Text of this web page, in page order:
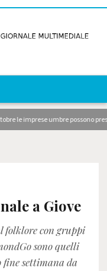
le imprese umbre possono
a Giove
folklore con gruppi
sono quelli
fine settimana da